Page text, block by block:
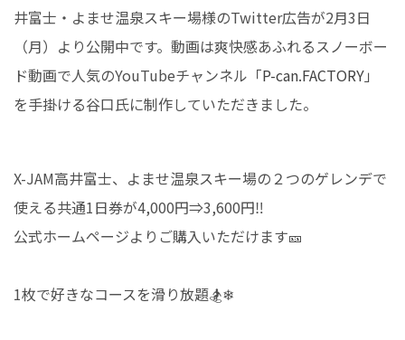
井富士・よませ温泉スキー場様のTwitter広告が2月3日
（月）より公開中です。動画は爽快感あふれるスノーボー
ド動画で人気のYouTubeチャンネル「P-can.FACTORY」
を手掛ける谷口氏に制作していただきました。
X-JAM高井富士、よませ温泉スキー場の２つのゲレンデで
使える共通1日券が4,000円⇒3,600円‼
公式ホームページよりご購入いただけます🎫
1枚で好きなコースを滑り放題🏂❄